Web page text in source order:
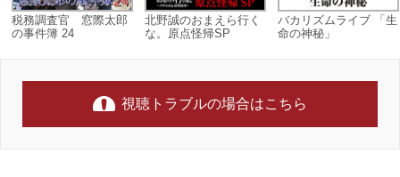
税務調査官 窓際太郎
の事件簿 24
北野誠のおまえら行く
な。原点怪帰SP
バカリズムライブ 「生
命の神秘」
視聴トラブルの場合はこちら